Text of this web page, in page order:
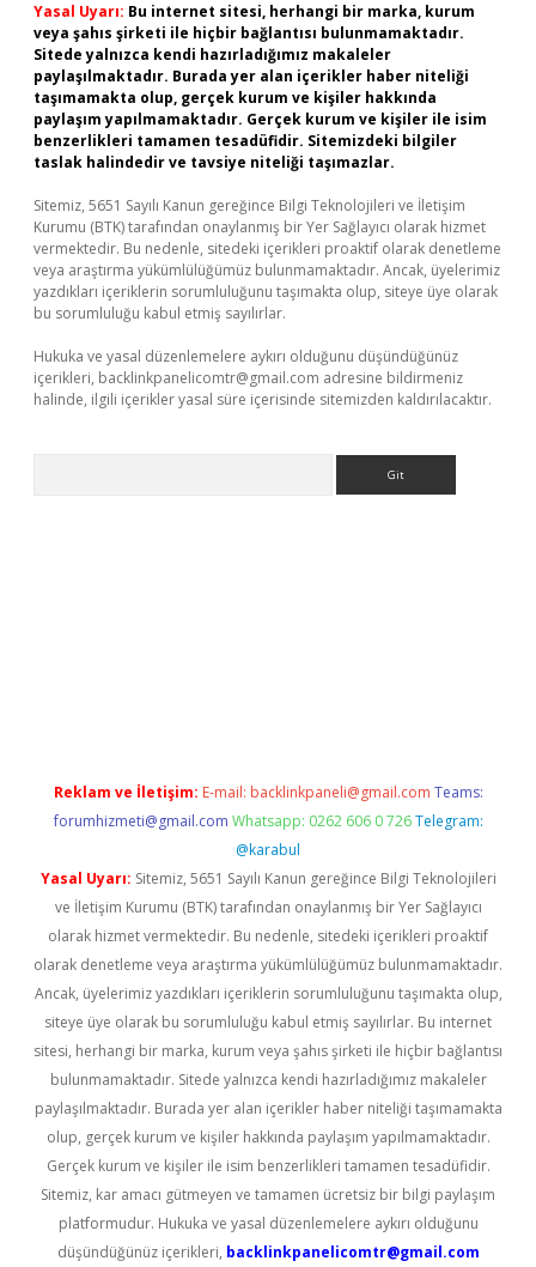
Yasal Uyarı: Bu internet sitesi, herhangi bir marka, kurum
veya şahıs şirketi ile hiçbir bağlantısı bulunmamaktadır.
Sitede yalnızca kendi hazırladığımız makaleler
paylaşılmaktadır. Burada yer alan içerikler haber niteliği
taşımamakta olup, gerçek kurum ve kişiler hakkında
paylaşım yapılmamaktadır. Gerçek kurum ve kişiler ile isim
benzerlikleri tamamen tesadüfidir. Sitemizdeki bilgiler
taslak halindedir ve tavsiye niteliği taşımazlar.
Sitemiz, 5651 Sayılı Kanun gereğince Bilgi Teknolojileri ve İletişim
Kurumu (BTK) tarafından onaylanmış bir Yer Sağlayıcı olarak hizmet
vermektedir. Bu nedenle, sitedeki içerikleri proaktif olarak denetleme
veya araştırma yükümlülüğümüz bulunmamaktadır. Ancak, üyelerimiz
yazdıkları içeriklerin sorumluluğunu taşımakta olup, siteye üye olarak
bu sorumluluğu kabul etmiş sayılırlar.
Hukuka ve yasal düzenlemelere aykırı olduğunu düşündüğünüz
içerikleri, backlinkpanelicomtr@gmail.com adresine bildirmeniz
halinde, ilgili içerikler yasal süre içerisinde sitemizden kaldırılacaktır.
Reklam ve İletişim: E-mail: backlinkpaneli@gmail.com Teams:
forumhizmeti@gmail.com Whatsapp: 0262 606 0 726 Telegram:
@karabul
Yasal Uyarı: Sitemiz, 5651 Sayılı Kanun gereğince Bilgi Teknolojileri
ve İletişim Kurumu (BTK) tarafından onaylanmış bir Yer Sağlayıcı
olarak hizmet vermektedir. Bu nedenle, sitedeki içerikleri proaktif
olarak denetleme veya araştırma yükümlülüğümüz bulunmamaktadır.
Ancak, üyelerimiz yazdıkları içeriklerin sorumluluğunu taşımakta olup,
siteye üye olarak bu sorumluluğu kabul etmiş sayılırlar. Bu internet
sitesi, herhangi bir marka, kurum veya şahıs şirketi ile hiçbir bağlantısı
bulunmamaktadır. Sitede yalnızca kendi hazırladığımız makaleler
paylaşılmaktadır. Burada yer alan içerikler haber niteliği taşımamakta
olup, gerçek kurum ve kişiler hakkında paylaşım yapılmamaktadır.
Gerçek kurum ve kişiler ile isim benzerlikleri tamamen tesadüfidir.
Sitemiz, kar amacı gütmeyen ve tamamen ücretsiz bir bilgi paylaşım
platformudur. Hukuka ve yasal düzenlemelere aykırı olduğunu
düşündüğünüz içerikleri, backlinkpanelicomtr@gmail.com